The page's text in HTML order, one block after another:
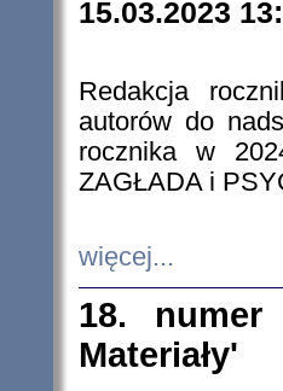
15.03.2023
Redakcja
autorów do
rocznika w
ZAGŁADA i
więcej...
18. numer
Materiały'